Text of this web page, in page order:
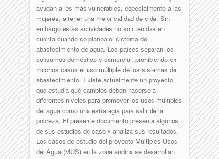
ayudan a los más vulnerables, especialmente a las
mujeres, a tener una mejor calidad de vida. Sin
embargo estas actividades no son tenidas en
cuenta cuando se planea el sistema de
abastecimiento de agua. Los países separan los
consumos doméstico y comercial, prohibiendo en
muchos casos el uso múltiple de los sistemas de
abastecimiento. Existe actualmente un proyecto
que estudia qué cambios deben hacerse a
diferentes niveles para promover los usos múltiples
del agua como una estrategia para salir de la
pobreza. El presente documento presenta algunos
de sus estudios de caso y analiza sus resultados.
Los casos de estudio del proyecto Múltiples Usos
del Agua (MUS) en la zona andina se desarrollan